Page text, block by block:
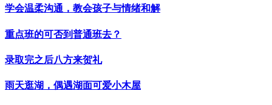
学会温柔沟通，教会孩子与情绪和解
重点班的可否到普通班去？
录取完之后八方来贺礼
雨天逛湖，偶遇湖面可爱小木屋